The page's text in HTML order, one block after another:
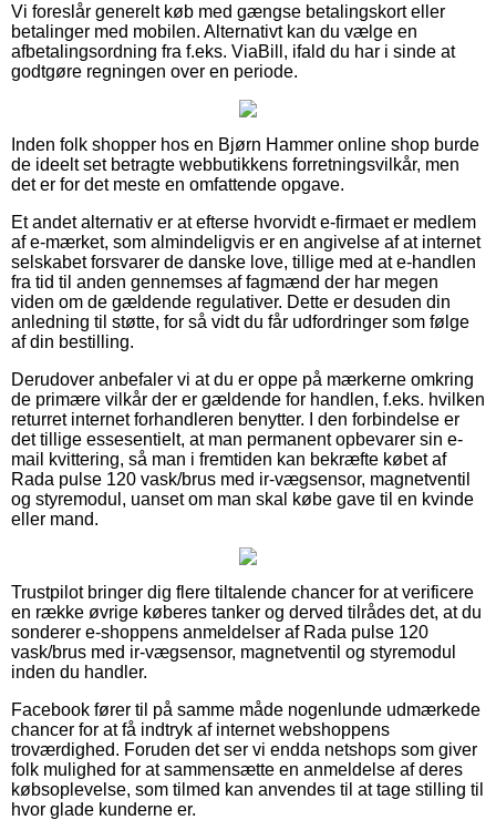
Vi foreslår generelt køb med gængse betalingskort eller
betalinger med mobilen. Alternativt kan du vælge en
afbetalingsordning fra f.eks. ViaBill, ifald du har i sinde at
godtgøre regningen over en periode.
Inden folk shopper hos en Bjørn Hammer online shop burde
de ideelt set betragte webbutikkens forretningsvilkår, men
det er for det meste en omfattende opgave.
Et andet alternativ er at efterse hvorvidt e-firmaet er medlem
af e-mærket, som almindeligvis er en angivelse af at internet
selskabet forsvarer de danske love, tillige med at e-handlen
fra tid til anden gennemses af fagmænd der har megen
viden om de gældende regulativer. Dette er desuden din
anledning til støtte, for så vidt du får udfordringer som følge
af din bestilling.
Derudover anbefaler vi at du er oppe på mærkerne omkring
de primære vilkår der er gældende for handlen, f.eks. hvilken
returret internet forhandleren benytter. I den forbindelse er
det tillige essesentielt, at man permanent opbevarer sin e-
mail kvittering, så man i fremtiden kan bekræfte købet af
Rada pulse 120 vask/brus med ir-vægsensor, magnetventil
og styremodul, uanset om man skal købe gave til en kvinde
eller mand.
Trustpilot bringer dig flere tiltalende chancer for at verificere
en række øvrige køberes tanker og derved tilrådes det, at du
sonderer e-shoppens anmeldelser af Rada pulse 120
vask/brus med ir-vægsensor, magnetventil og styremodul
inden du handler.
Facebook fører til på samme måde nogenlunde udmærkede
chancer for at få indtryk af internet webshoppens
troværdighed. Foruden det ser vi endda netshops som giver
folk mulighed for at sammensætte en anmeldelse af deres
købsoplevelse, som tilmed kan anvendes til at tage stilling til
hvor glade kunderne er.